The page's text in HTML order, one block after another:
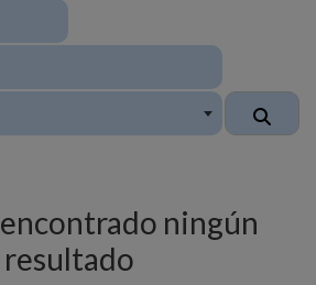
encontrado ningún
resultado